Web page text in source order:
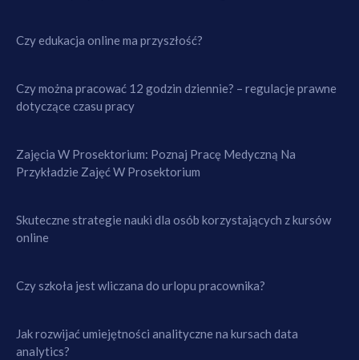
Czy edukacja online ma przyszłość?
Czy można pracować 12 godzin dziennie? – regulacje prawne
dotyczące czasu pracy
Zajęcia W Prosektorium: Poznaj Pracę Medyczną Na
Przykładzie Zajęć W Prosektorium
Skuteczne strategie nauki dla osób korzystających z kursów
online
Czy szkoła jest wliczana do urlopu pracownika?
Jak rozwijać umiejętności analityczne na kursach data
analytics?